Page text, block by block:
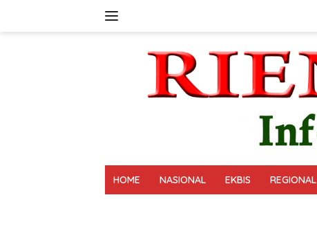
HOME NASIONAL EKBIS REGIONAL